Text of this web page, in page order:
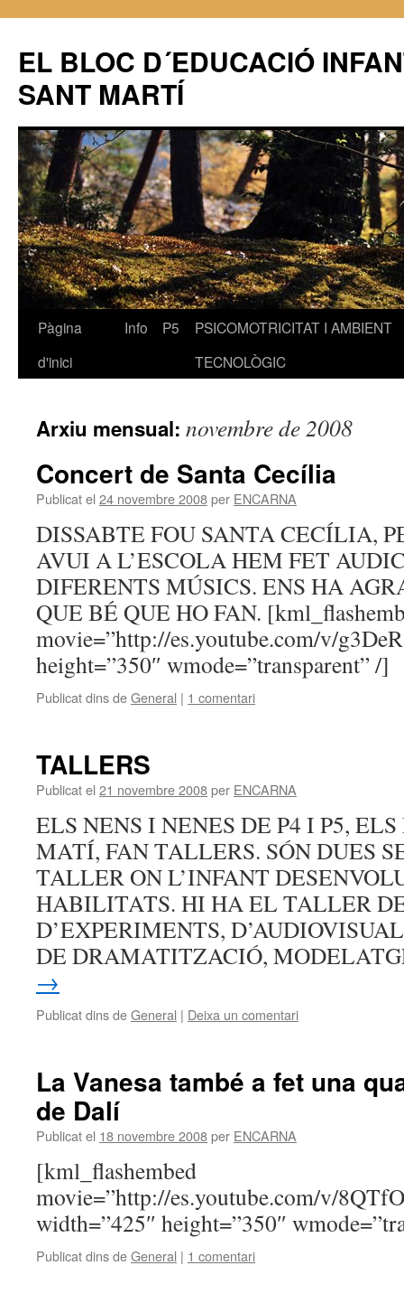
EL BLOC D´EDUCACIÓ
SANT MARTÍ
Vés
Pàgina
d'inici
Info P5
PSICOMOTRICITAT I AMBIENT
TECNOLÒGIC
Arxiu mensual: novembre de 2008
Concert de Santa Cecília
Publicat el 24 novembre 2008per ENCARNA
DISSABTE FOU SANTA CECÍLIA,
AVUI A L’ESCOLA HEM FET
DIFERENTS MÚSICS. ENS HA
QUE BÉ QUE HO FAN.
movie=”http://es.youtube.com/v/
height=”350″ wmode=”transparent” /]
Publicat dins deGeneral | 1 comentari
TALLERS
Publicat el 21 novembre 2008per ENCARNA
ELS NENS I NENES DE P4 I P5,
MATÍ, FAN TALLERS. SÓN DUES
TALLER ON L’INFANT
HABILITATS. HI HA EL TALLER
D’EXPERIMENTS,
DE DRAMATITZACIÓ,
→
Publicat dins deGeneral | Deixa un comentari
La Vanesa també a fet una
de Dalí
Publicat el 18 novembre 2008per ENCARNA
[kml_flashembed
movie=”http://es.youtube.com/v/
width=”425″ height=”350″
Publicat dins deGeneral | 1 comentari